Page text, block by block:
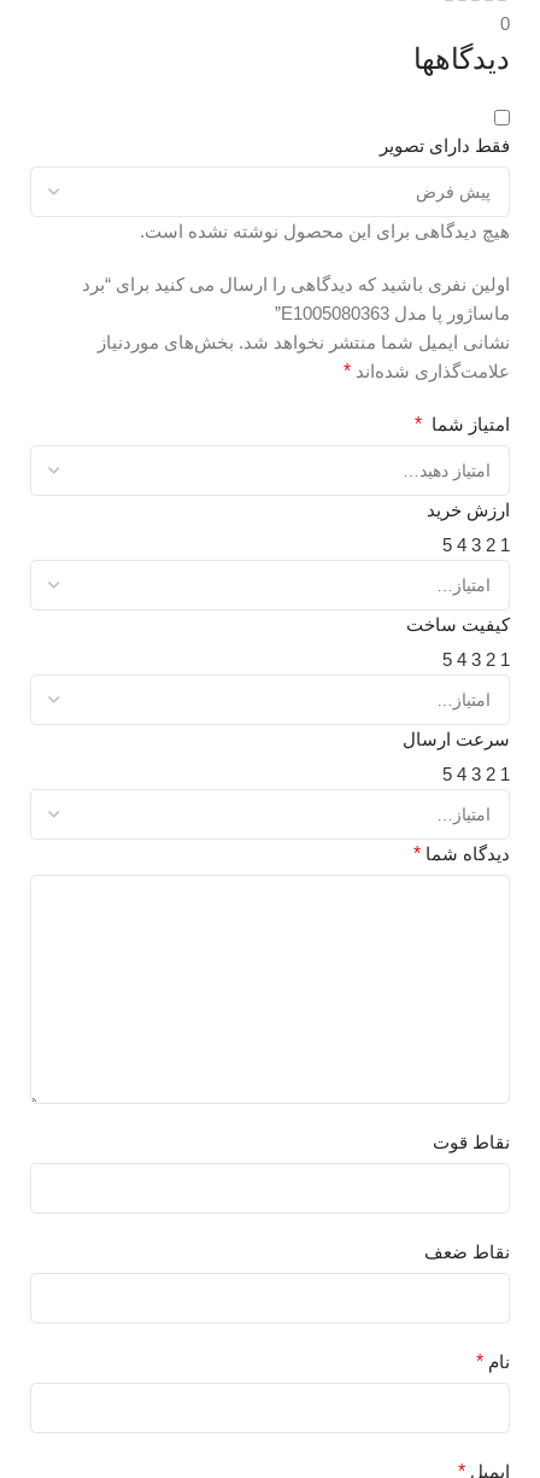
0
دیدگاهها
فقط دارای تصویر
هیچ دیدگاهی برای این محصول نوشته نشده است.
اولین نفری باشید که دیدگاهی را ارسال می کنید برای “برد
ماساژور پا مدل E1005080363”
نشانی ایمیل شما منتشر نخواهد شد. بخش‌های موردنیاز
علامت‌گذاری شده‌اند *
امتیاز شما *
ارزش خرید
1
2
3
4
5
کیفیت ساخت
1
2
3
4
5
سرعت ارسال
1
2
3
4
5
دیدگاه شما *
نقاط قوت
نقاط ضعف
نام *
ایمیل *